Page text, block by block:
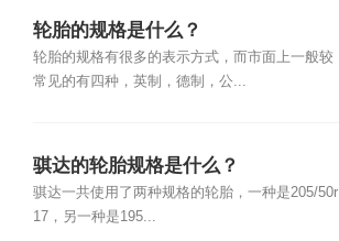
轮胎的规格是什么？
轮胎的规格有很多的表示方式，而市面上一般较
常见的有四种，英制，德制，公...
骐达的轮胎规格是什么？
骐达一共使用了两种规格的轮胎，一种是205/50r
17，另一种是195...